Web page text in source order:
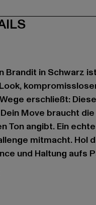
Brandit in Schwarz
erschließt:
Move braucht
Ton angibt. Ein
mitmacht. Hol
und Haltung aufs